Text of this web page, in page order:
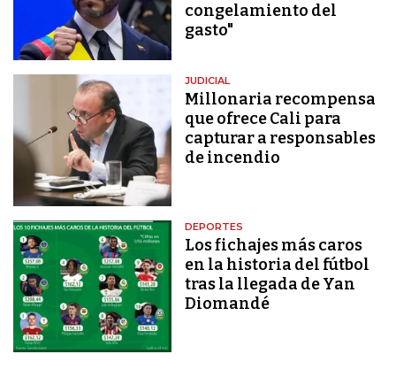
congelamiento del
gasto"
JUDICIAL
Millonaria recompensa
que ofrece Cali para
capturar a responsables
de incendio
DEPORTES
Los fichajes más caros
en la historia del fútbol
tras la llegada de Yan
Diomandé